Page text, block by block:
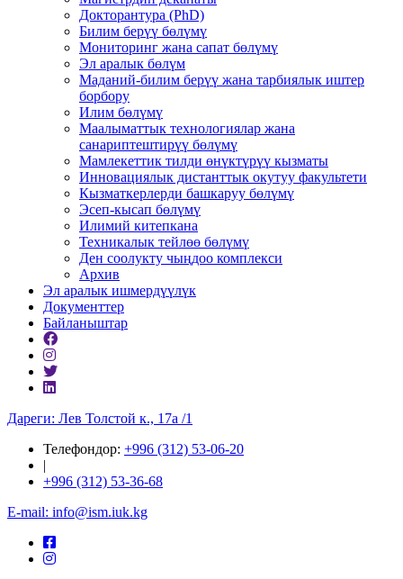
Докторантура (PhD)
Билим берүү бөлүмү
Мониторинг жана сапат бөлүмү
Эл аралык бөлүм
Маданий-билим берүү жана тарбиялык иштер
борбору
Илим бөлүмү
Маалыматтык технологиялар жана
санариптештирүү бөлүмү
Мамлекеттик тилди өнүктүрүү кызматы
Инновациялык дистанттык окутуу факультети
Кызматкерлерди башкаруу бөлүмү
Эсеп-кысап бөлүмү
Илимий китепкана
Техникалык тейлөө бөлүмү
Ден соолукту чыңдоо комплекси
Архив
Эл аралык ишмердүүлүк
Документтер
Байланыштар
Дареги: Лев Толстой к., 17а /1
Телефондор: +996 (312) 53-06-20
|
+996 (312) 53-36-68
E-mail: info@ism.iuk.kg